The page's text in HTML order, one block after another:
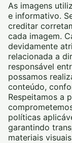
As imagens
e informativo.
creditar
cada imagem.
devidamente
relacionada a
responsável
possamos
conteúdo,
Respeitamos a
políticas
garantindo
materiais